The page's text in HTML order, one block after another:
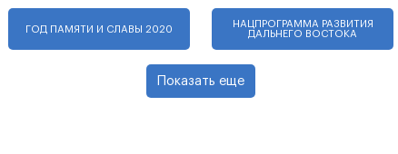
ГОД ПАМЯТИ И СЛАВЫ 2020
НАЦПРОГРАММА РАЗВИТИЯ
ДАЛЬНЕГО ВОСТОКА
Показать еще